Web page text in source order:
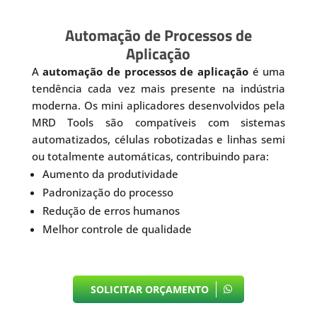
Automação de Processos de
Aplicação
Aautomação de processos de aplicaçãoé uma
tendência cada vez mais presente na indústria
moderna. Os mini aplicadores desenvolvidos pela
MRD Tools são compatíveis com sistemas
automatizados, células robotizadas e linhas semi
ou totalmente automáticas, contribuindo para:
Aumento da produtividade
Padronização do processo
Redução de erros humanos
Melhor controle de qualidade
SOLICITAR ORÇAMENTO